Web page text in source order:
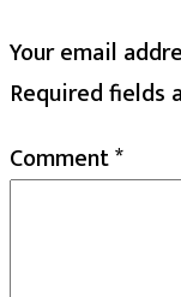
Your email
Required fields
Comment*